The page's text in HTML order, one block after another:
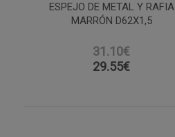
ESPEJO DE METAL Y RAFIA
MARRÓN D62X1,5
31.10€
29.55€